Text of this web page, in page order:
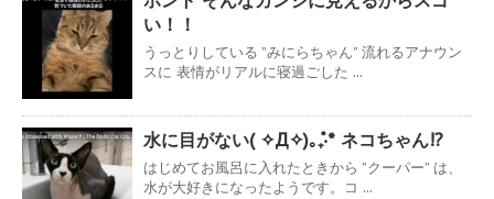
い！！
うっとりしている ”みにらちゃん” 流れるアナウン
スに 表情がリアルに寝過ごした ...
水に目がない( ✧Д✧)｡₊̊‧* ネコちゃん!?
はじめてお風呂に入れたときから ”クーパー” は、
水が大好きになったようです。コ ...